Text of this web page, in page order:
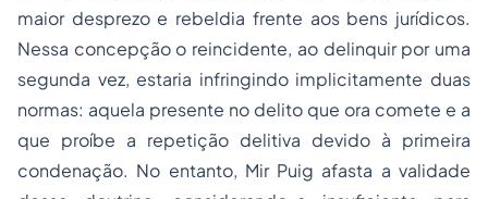
maior desprezo e rebeldia frente aos bens jurídicos.
Nessa concepção o reincidente, ao delinquir por uma
segunda vez, estaria infringindo implicitamente duas
normas: aquela presente no delito que ora comete e a
que proíbe a repetição delitiva devido à primeira
condenação. No entanto, Mir Puig afasta a validade